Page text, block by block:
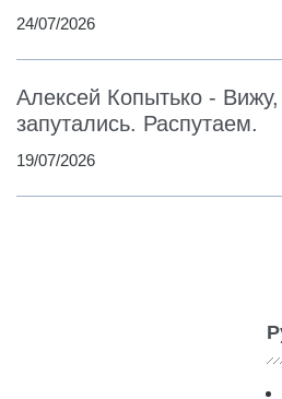
24/07/2026
Алексей Копытько - Вижу,
запутались. Распутаем.
19/07/2026